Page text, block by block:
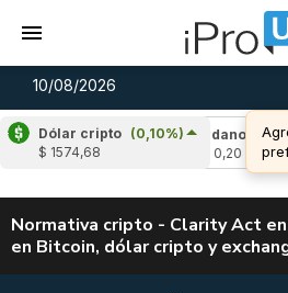
10/08/2026
Dólar cripto (0,10%)
$ 1574,68
0,43%) Cardano (-
u$s 0,20
ALERTA
Normativa cripto - Clarity Act
en Bitcoin, dólar cripto y